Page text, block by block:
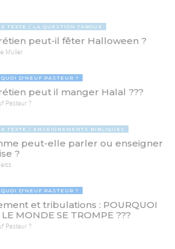
TEXTE LA QUESTION TABOUE
peut-il fêter Halloween ?
Muller
QUOI D'NEUF PASTEUR ?
peut il manger Halal ???
Pasteur ?
TEXTE ENSEIGNEMENTS BIBLIQUES
peut-elle parler ou enseigner
?
QUOI D'NEUF PASTEUR ?
et tribulations : POURQUOI
MONDE SE TROMPE ???
Pasteur ?